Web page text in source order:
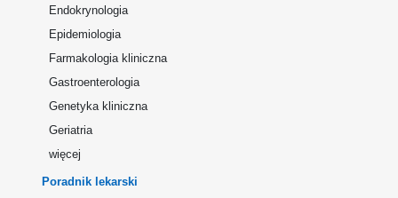
Endokrynologia
Epidemiologia
Farmakologia kliniczna
Gastroenterologia
Genetyka kliniczna
Geriatria
więcej
Poradnik lekarski